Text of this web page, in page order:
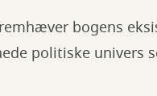
bogens
politiske univers